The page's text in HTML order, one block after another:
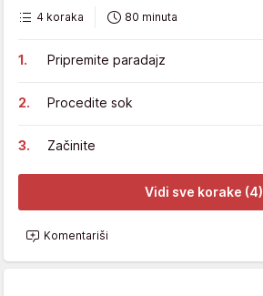
4 koraka 80 minuta
Pripremite paradajz
Procedite sok
Začinite
Vidi sve korake (4)
Komentariši